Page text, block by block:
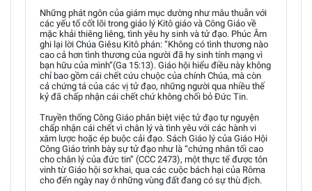
Những phát ngôn của giám mục dường như mâu thuẫn với
các yếu tố cốt lõi trong giáo lý Kitô giáo và Công Giáo về
mặc khải thiêng liêng, tình yêu hy sinh và tử đạo. Phúc Âm
ghi lại lời Chúa Giêsu Kitô phán: “Không có tình thương nào
cao cả hơn tình thương của người đã hy sinh tính mạng vì
bạn hữu của mình”(Ga 15:13). Giáo hội hiểu điều này không
chỉ bao gồm cái chết cứu chuộc của chính Chúa, mà còn
cả chứng tá của các vị tử đạo, những người qua nhiều thế
kỷ đã chấp nhận cái chết chứ không chối bỏ Đức Tin.
Truyền thống Công Giáo phân biệt việc tử đạo tự nguyện
chấp nhận cái chết vì chân lý và tình yêu với các hành vi
xâm lược hoặc ép buộc cải đạo. Sách Giáo lý của Giáo Hội
Công Giáo trình bày sự tử đạo như là “chứng nhân tối cao
cho chân lý của đức tin” (CCC 2473), một thực tế được tôn
vinh từ Giáo hội sơ khai, qua các cuộc bách hại của Rôma
cho đến ngày nay ở những vùng đất đang có sự thù địch.